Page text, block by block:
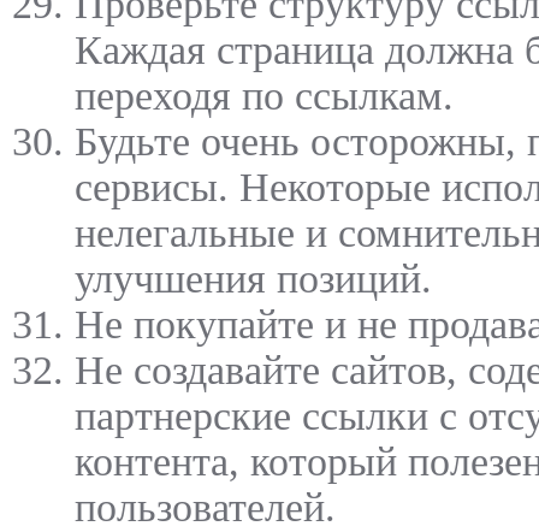
Каждая страница должна
переходя по ссылкам.
Будьте очень осторожны,
сервисы. Некоторые
нелегальные и
улучшения позиций.
Не покупайте и не
Не создавайте сайтов,
партнерские ссылки с
контента, который
пользователей.